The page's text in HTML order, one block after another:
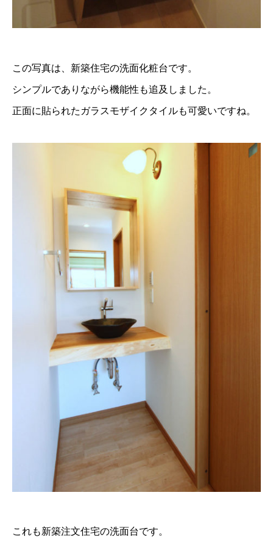
この写真は、新築住宅の洗面化粧台です。
シンプルでありながら機能性も追及しました。
正面に貼られたガラスモザイクタイルも可愛いですね。
これも新築注文住宅の洗面台です。